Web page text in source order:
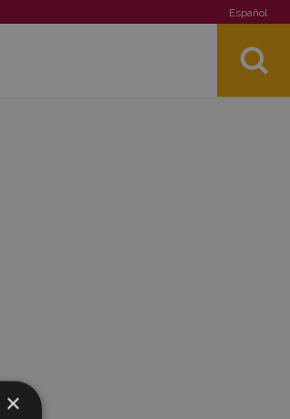
Español
×